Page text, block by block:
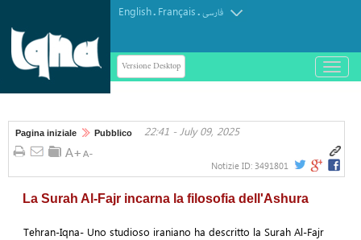
English. Français.فارسی
Versione Desktop
باز
و
کردن
Pagina iniziale Pubblico 22:41 - July 09, 2025
Notizie ID: 3491801
La Surah Al-Fajr incarna la filosofia dell'Ashura
Tehran-Iqna- Uno studioso iraniano ha descritto la Surah Al-Fajr